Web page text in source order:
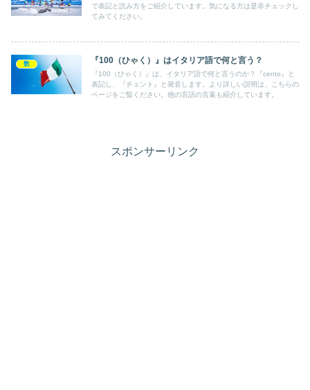
で表記と読み方をご紹介しています。気になる方は是非チェックし
てみてください。
数 『100（ひゃく）』はイタリア語で何と言う？
『100（ひゃく）』は、イタリア語で何と言うのか？『cento』と
表記し、『チェント』と発音します。より詳しい説明は、こちらの
ページをご覧ください。他の言語の言葉も紹介しています。
スポンサーリンク